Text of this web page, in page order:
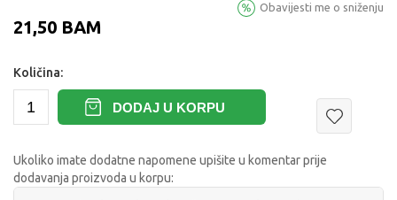
21,50 BAM
Obavijesti me o sniženju
Količina:
DODAJ U KORPU
Ukoliko imate dodatne napomene upišite u komentar prije
dodavanja proizvoda u korpu: